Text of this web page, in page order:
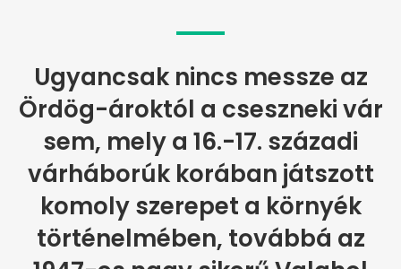
Ugyancsak nincs messze az
Ördög-ároktól a cseszneki vár
sem, mely a 16.-17. századi
várháborúk korában játszott
komoly szerepet a környék
történelmében, továbbá az